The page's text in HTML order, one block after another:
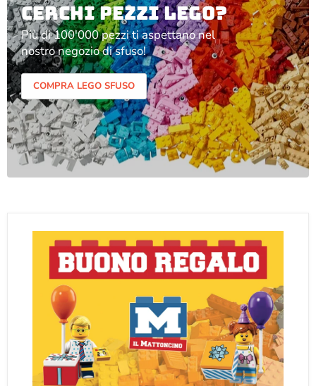
CERCHI PEZZI LEGO?
Più di 100'000 pezzi ti aspettano nel
nostro negozio di sfuso!
COMPRA LEGO SFUSO